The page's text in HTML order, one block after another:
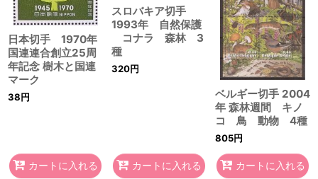
日本切手 1970年
国連連合創立25周
年記念 樹木と国連
マーク
38円
カートに入れる
スロバキア切手
1993年 自然保護
コナラ 森林 3
種
320円
カートに入れる
ベルギー切手 2004
年 森林週間 キノ
コ 鳥 動物 4種
805円
カートに入れる